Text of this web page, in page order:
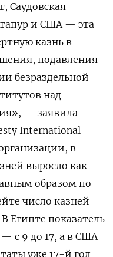
Саудовская
и США — эта
казнь в
подавления
безраздельной
над
— заявила
International
в
выросло как
образом по
число казней
Египте показатель
— с 9 до 17, а в США
уже 17-й год